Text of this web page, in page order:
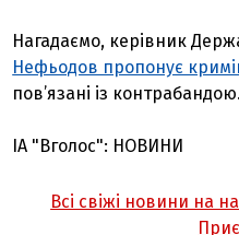
Нагадаємо, керівник
Нефьодов пропонує
пов’язані із контрабандою.
ІА "Вголос": НОВИНИ
Всі свіжі новини на